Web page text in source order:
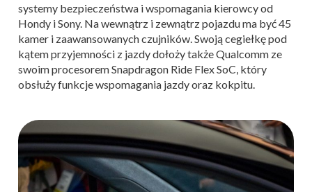
systemy bezpieczeństwa i wspomagania kierowcy od
Hondy i Sony. Na wewnątrz i zewnątrz pojazdu ma być 45
kamer i zaawansowanych czujników. Swoją cegiełkę pod
kątem przyjemności z jazdy dołoży także Qualcomm ze
swoim procesorem Snapdragon Ride Flex SoC, który
obsłuży funkcje wspomagania jazdy oraz kokpitu.